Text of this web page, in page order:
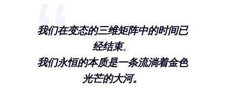
我们在变态的三维矩阵中的时间已
经结束。
我们永恒的本质是一条流淌着金色
光芒的大河。